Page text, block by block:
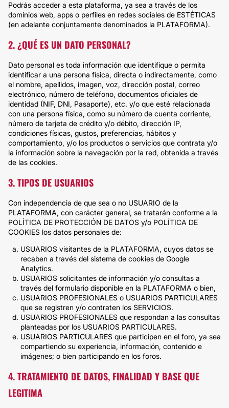
Podrás acceder a esta plataforma, ya sea a través de los
dominios web, apps o perfiles en redes sociales de ESTÉTICAS
(en adelante conjuntamente denominados la PLATAFORMA).
2. ¿QUÉ ES UN DATO PERSONAL?
Dato personal es toda información que identifique o permita
identificar a una persona física, directa o indirectamente, como
el nombre, apellidos, imagen, voz, dirección postal, correo
electrónico, número de teléfono, documentos oficiales de
identidad (NIF, DNI, Pasaporte), etc. y/o que esté relacionada
con una persona física, como su número de cuenta corriente,
número de tarjeta de crédito y/o débito, dirección IP,
condiciones físicas, gustos, preferencias, hábitos y
comportamiento, y/o los productos o servicios que contrata y/o
la información sobre la navegación por la red, obtenida a través
de las cookies.
3. TIPOS DE USUARIOS
Con independencia de que sea o no USUARIO de la
PLATAFORMA, con carácter general, se tratarán conforme a la
POLÍTICA DE PROTECCIÓN DE DATOS y/o POLÍTICA DE
COOKIES los datos personales de:
USUARIOS visitantes de la PLATAFORMA, cuyos datos se
recaben a través del sistema de cookies de Google
Analytics.
USUARIOS solicitantes de información y/o consultas a
través del formulario disponible en la PLATAFORMA o bien,
USUARIOS PROFESIONALES o USUARIOS PARTICULARES
que se registren y/o contraten los SERVICIOS.
USUARIOS PROFESIONALES que respondan a las consultas
planteadas por los USUARIOS PARTICULARES.
USUARIOS PARTICULARES que participen en el foro, ya sea
compartiendo su experiencia, información, contenido e
imágenes; o bien participando en los foros.
4. TRATAMIENTO DE DATOS, FINALIDAD Y BASE QUE
LEGITIMA